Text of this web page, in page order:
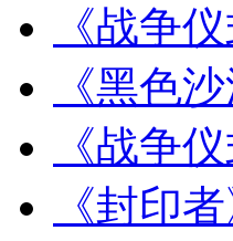
《战争
《黑色
《战争
《封印